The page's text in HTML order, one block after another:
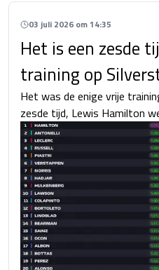
03 juli 2026 om 14:35
Het is een zesde
training op
Het was de enige vrije
zesde tijd, Lewis Hamilton